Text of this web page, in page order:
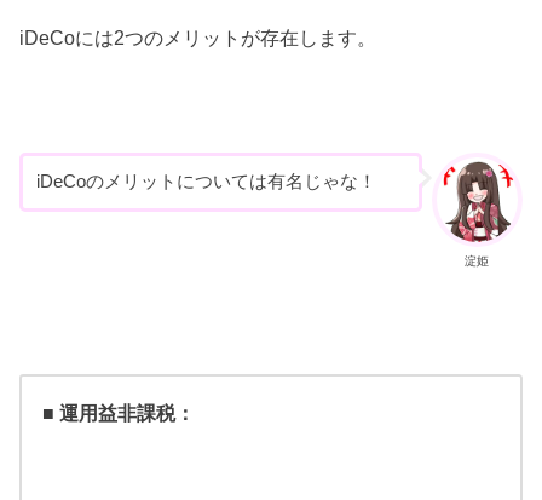
iDeCoには2つのメリットが存在します。
淀姫
iDeCoのメリットについては有名じゃな！
■ 運用益非課税：